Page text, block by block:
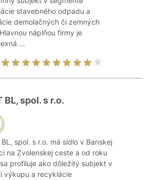
stavebného odpadu a
demolačných či zemných
náplňou firmy je
...
BL, spol. s r.o.
BL, spol. s r.o. má sídlo v Banskej
na Zvolenskej ceste a od roku
profiluje ako dôležitý subjekt v
výkupu a recyklácie